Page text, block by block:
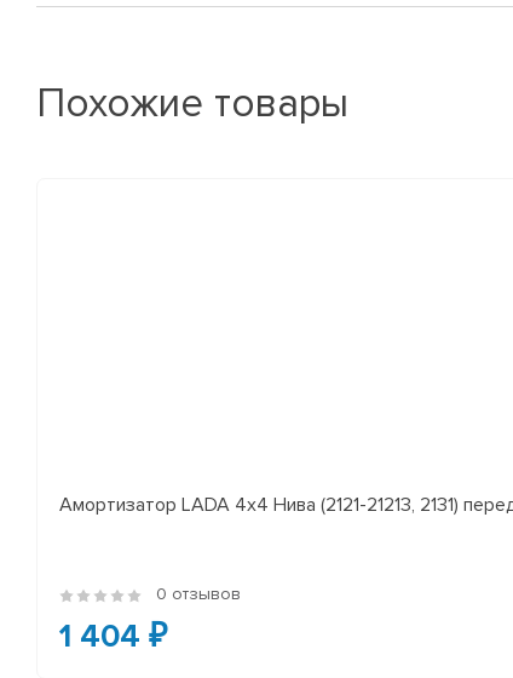
Похожие товары
Амортизатор LADA 4x4 Нива (2121-21213, 2131)
0 отзывов
1 404 ₽